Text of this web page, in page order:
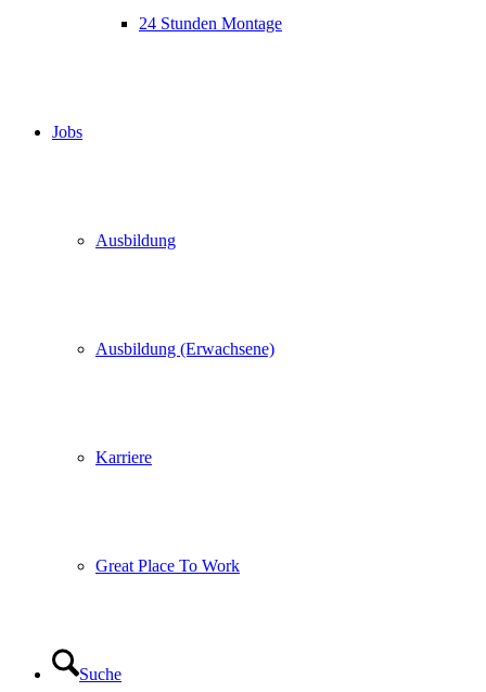
24 Stunden Montage
Jobs
Ausbildung
Ausbildung (Erwachsene)
Karriere
Great Place To Work
Suche